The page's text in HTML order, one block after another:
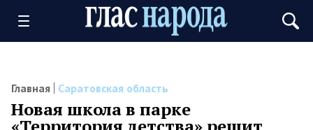
Главная Саратовская область
Новая школа в парке